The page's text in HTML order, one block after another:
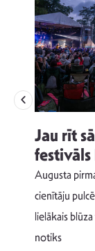
Jau rīt
Augusta
cienītāju
lielākais
notiks